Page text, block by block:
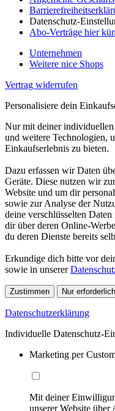
Datenschutz-
Abo-Verträge hier
Unternehmen
Weitere nice Shops
Vertrag widerrufen
Personalisiere dein
Nur mit deiner
und weitere Technologien,
Einkaufserlebnis zu bieten.
Dazu erfassen wir Daten
Geräte. Diese nutzen wir
Website und um dir
sowie zur Analyse der
deine verschlüsselten
dir über deren Online-
du deren Dienste bereits
Erkundige dich bitte vor
sowie in unserer
Zustimmen Nur
Datenschutzerklärung
Individuelle Datenschutz-
Marketing per
Mit deiner
unserer Website